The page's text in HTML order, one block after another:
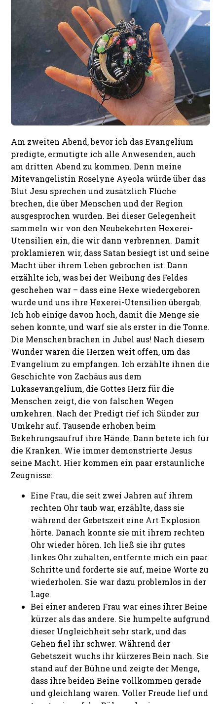
Am zweiten Abend, bevor ich das Evangelium
predigte, ermutigte ich alle Anwesenden, auch
am dritten Abend zu kommen. Denn meine
Mitevangelistin Roselyne Ayeola würde über das
Blut Jesu sprechen und zusätzlich Flüche
brechen, die über Menschen und der Region
ausgesprochen wurden. Bei dieser Gelegenheit
sammeln wir von den Neubekehrten Hexerei-
Utensilien ein, die wir dann verbrennen. Damit
proklamieren wir, dass Satan besiegt ist und seine
Macht über ihrem Leben gebrochen ist. Dann
erzählte ich, was bei der Weihung des Feldes
geschehen war – dass eine Hexe wiedergeboren
wurde und uns ihre Hexerei-Utensilien übergab.
Ich hob einige davon hoch, damit die Menge sie
sehen konnte, und warf sie als erster in die Tonne.
Die Menschen brachen in Jubel aus! Nach diesem
Wunder waren die Herzen weit offen, um das
Evangelium zu empfangen. Ich erzählte ihnen die
Geschichte von Zachäus aus dem
Lukasevangelium, die Gottes Herz für die
Menschen zeigt, die von falschen Wegen
umkehren. Nach der Predigt rief ich Sünder zur
Umkehr auf. Tausende erhoben beim
Bekehrungsaufruf ihre Hände. Dann betete ich für
die Kranken. Wie immer demonstrierte Jesus
seine Macht. Hier kommen ein paar erstaunliche
Zeugnisse:
Eine Frau, die seit zwei Jahren auf ihrem
rechten Ohr taub war, erzählte, dass sie
während der Gebetszeit eine Art Explosion
hörte. Danach konnte sie mit ihrem rechten
Ohr wieder hören. Ich ließ sie ihr gutes
linkes Ohr zuhalten, entfernte mich ein paar
Schritte und forderte sie auf, meine Worte zu
wiederholen. Sie war dazu problemlos in der
Lage.
Bei einer anderen Frau war eines ihrer Beine
kürzer als das andere. Sie humpelte aufgrund
dieser Ungleichheit sehr stark, und das
Gehen fiel ihr schwer. Während der
Gebetszeit wuchs ihr kürzeres Bein nach. Sie
stand auf der Bühne und zeigte der Menge,
dass ihre beiden Beine vollkommen gerade
und gleichlang waren. Voller Freude lief und